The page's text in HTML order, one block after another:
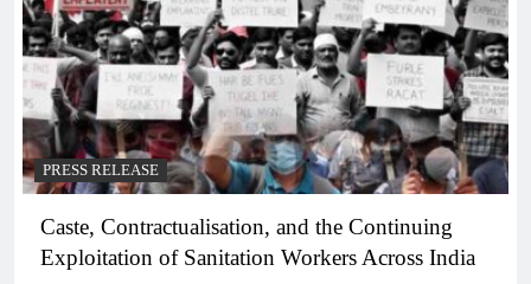
PRESS RELEASE
Caste, Contractualisation, and the Continuing
Exploitation of Sanitation Workers Across India